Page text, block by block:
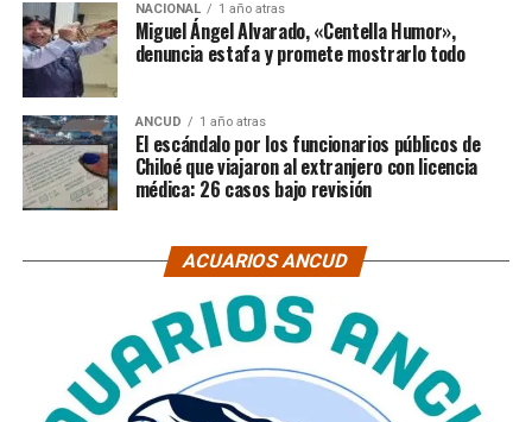
NACIONAL 1 año atras
Miguel Ángel Alvarado, «Centella Humor»,
denuncia estafa y promete mostrarlo todo
ANCUD 1 año atras
El escándalo por los funcionarios públicos de
Chiloé que viajaron al extranjero con licencia
médica: 26 casos bajo revisión
ACUARIOS ANCUD